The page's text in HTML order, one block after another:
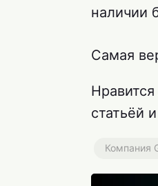
наличии
Самая
статьёй и
Компания